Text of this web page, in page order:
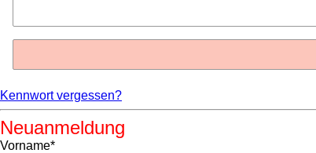
Kennwort vergessen?
Neuanmeldung
Vorname*